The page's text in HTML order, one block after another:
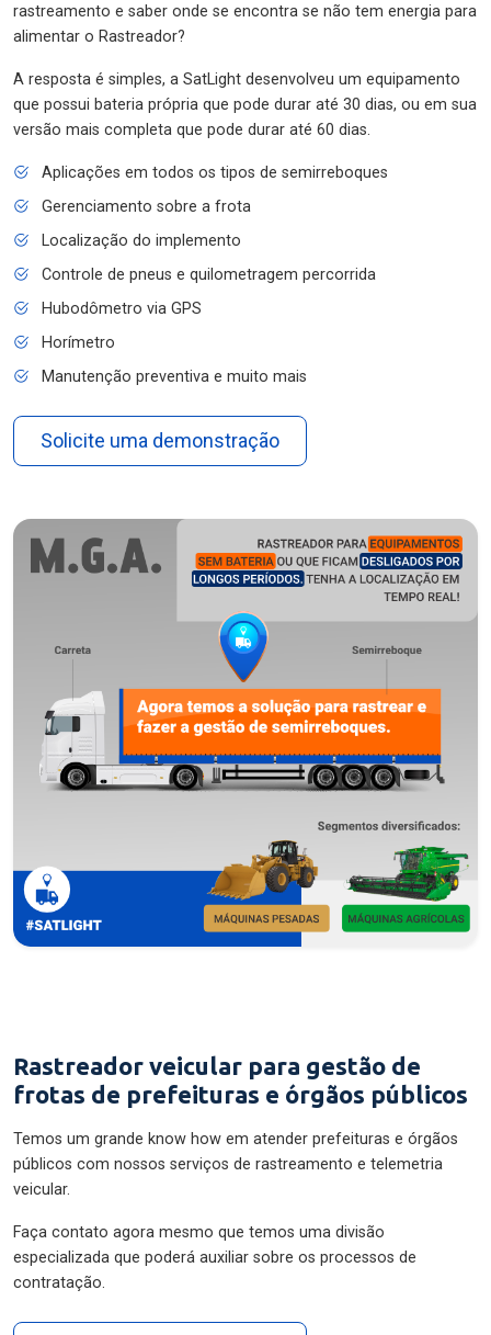
rastreamento e saber onde se encontra se não tem energia para
alimentar o Rastreador?
A resposta é simples, a SatLight desenvolveu um equipamento
que possui bateria própria que pode durar até 30 dias, ou em sua
versão mais completa que pode durar até 60 dias.
Aplicações em todos os tipos de semirreboques
Gerenciamento sobre a frota
Localização do implemento
Controle de pneus e quilometragem percorrida
Hubodômetro via GPS
Horímetro
Manutenção preventiva e muito mais
Solicite uma demonstração
Rastreador veicular para gestão de
frotas de prefeituras e órgãos públicos
Temos um grande know how em atender prefeituras e órgãos
públicos com nossos serviços de rastreamento e telemetria
veicular.
Faça contato agora mesmo que temos uma divisão
especializada que poderá auxiliar sobre os processos de
contratação.